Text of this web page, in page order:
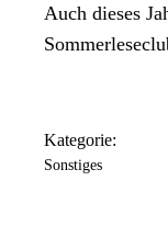
Auch dieses
Kategorie:
Sonstiges